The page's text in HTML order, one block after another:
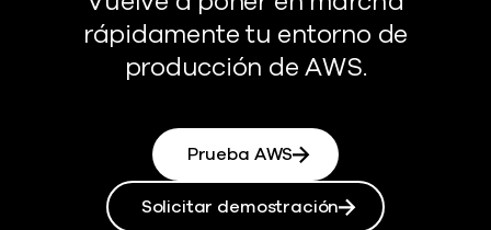
rápidamente tu entorno de
producción de AWS.
Prueba AWS
Solicitar demostración